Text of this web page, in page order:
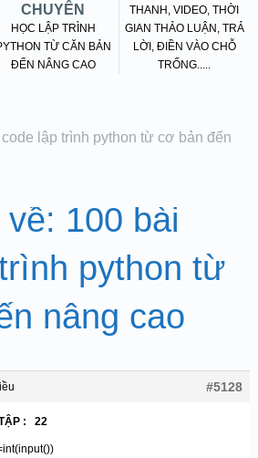
CHUYÊN
HỌC LẬP TRÌNH
TỪ CĂN BẢN
ĐẾN NÂNG CAO
THANH, VIDEO, THỜI
GIAN THẢO LUẬN, TRẢ
LỜI, ĐIỀN VÀO CHỖ
TRỐNG.....
lập trình python từ cơ bản đến
100 bài
python từ
nâng cao
#5128
: 22